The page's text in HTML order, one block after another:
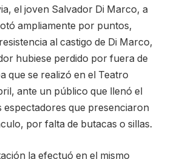
el joven Salvador Di Marco, a
ampliamente por puntos,
al castigo de Di Marco,
hubiese perdido por fuera de
que se realizó en el Teatro
ante un público que llenó el
que presenciaron
por falta de butacas o sillas.
la efectuó en el mismo